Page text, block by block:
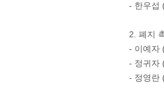
- 한우섭
2. 폐지
- 이예자
- 정귀자
- 정영란